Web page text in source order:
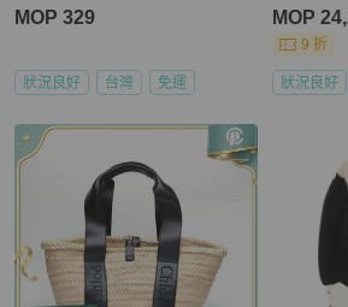
MOP 329
狀況良好 台灣 免運
MOP
9 折
狀況良好